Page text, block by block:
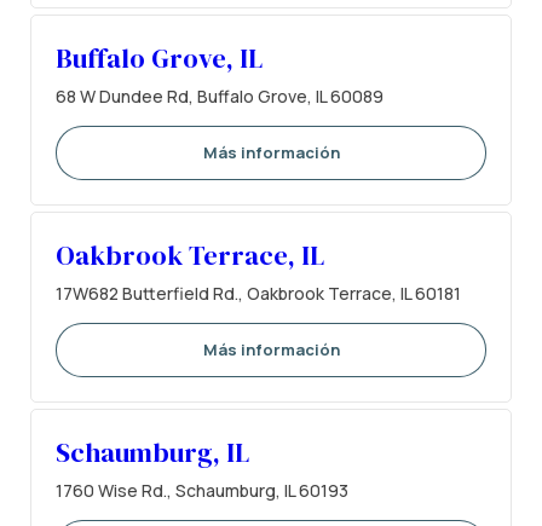
Buffalo Grove, IL
68 W Dundee Rd, Buffalo Grove, IL 60089
Más información
Oakbrook Terrace, IL
17W682 Butterfield Rd., Oakbrook Terrace, IL 60181
Más información
Schaumburg, IL
1760 Wise Rd., Schaumburg, IL 60193